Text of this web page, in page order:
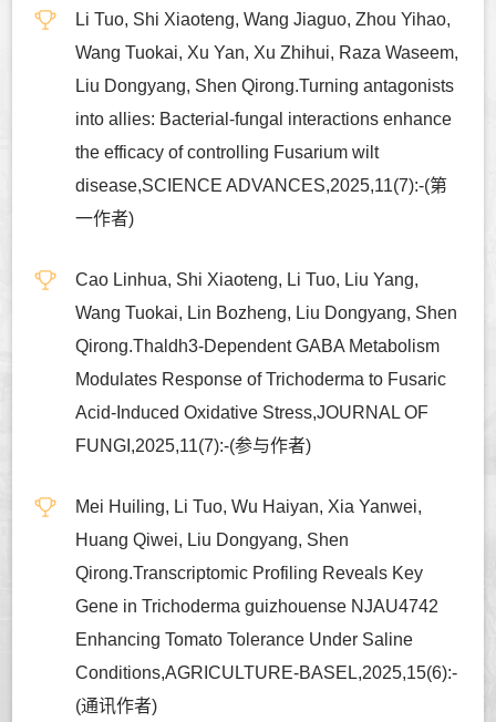
Li Tuo, Shi Xiaoteng, Wang Jiaguo, Zhou Yihao,
Wang Tuokai, Xu Yan, Xu Zhihui, Raza Waseem,
Liu Dongyang, Shen Qirong.Turning antagonists
into allies: Bacterial-fungal interactions enhance
the efficacy of controlling Fusarium wilt
disease,SCIENCE ADVANCES,2025,11(7):-(第
一作者)
Cao Linhua, Shi Xiaoteng, Li Tuo, Liu Yang,
Wang Tuokai, Lin Bozheng, Liu Dongyang, Shen
Qirong.Thaldh3-Dependent GABA Metabolism
Modulates Response of Trichoderma to Fusaric
Acid-Induced Oxidative Stress,JOURNAL OF
FUNGI,2025,11(7):-(参与作者)
Mei Huiling, Li Tuo, Wu Haiyan, Xia Yanwei,
Huang Qiwei, Liu Dongyang, Shen
Qirong.Transcriptomic Profiling Reveals Key
Gene in Trichoderma guizhouense NJAU4742
Enhancing Tomato Tolerance Under Saline
Conditions,AGRICULTURE-BASEL,2025,15(6):-
(通讯作者)